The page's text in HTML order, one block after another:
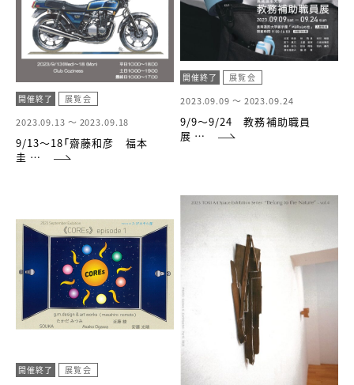
開催終了 展覧会
2023.09.13 ～ 2023.09.18
9/13～18「齋藤和彦 福本
圭 …
開催終了 展覧会
2023.09.09 ～ 2023.09.24
9/9～9/24 教務補助職員
展 …
開催終了 展覧会